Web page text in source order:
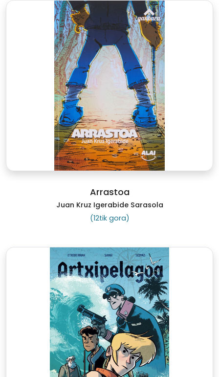
Arrastoa
Juan Kruz Igerabide Sarasola
(12tik gora)